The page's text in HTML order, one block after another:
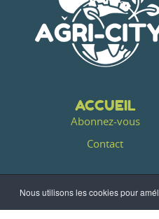
ACCUEIL
Abonnez-vous
Contact
Nous utilisons les cookies pour